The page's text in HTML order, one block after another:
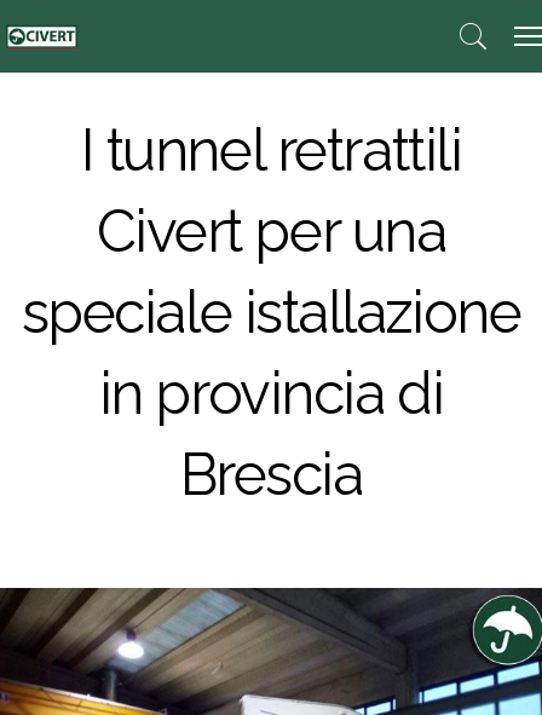
I tunnel retrattili
Civert per una
speciale istallazione
in provincia di
Brescia